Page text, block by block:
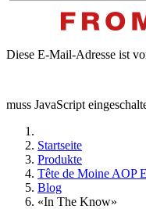
Diese E-Mail-Adresse ist
muss JavaScript
Startseite
Produkte
Tête de Moine AOP
Blog
«In The Know»